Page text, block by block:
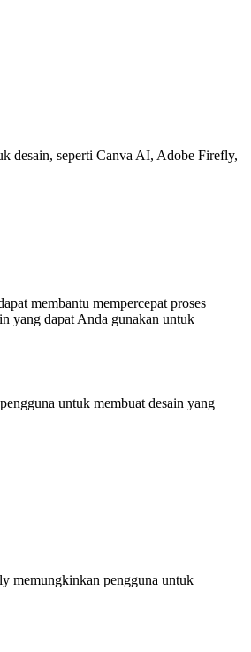
desain, seperti Canva AI, Adobe Firefly,
membantu mempercepat proses
yang dapat Anda gunakan untuk
untuk membuat desain yang
memungkinkan pengguna untuk